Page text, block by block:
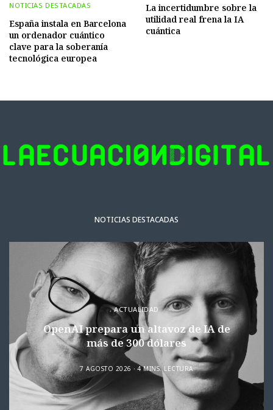
NOTICIAS DESTACADAS
España instala en Barcelona
un ordenador cuántico
clave para la soberanía
tecnológica europea
La incertidumbre sobre la
utilidad real frena la IA
cuántica
NOTICIAS DESTACADAS
ACTUALIDAD
OpenAI prepara un altavoz de IA de
más de 300 dólares
7 AGOSTO 2026 4 MINS. LECTURA